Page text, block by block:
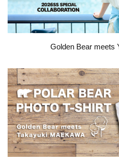
Golden Bear meets